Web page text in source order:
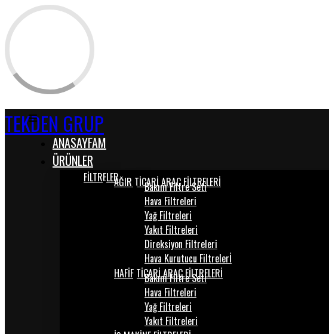
TEKDEN GRUP
ANASAYFAM
ÜRÜNLER
FİLTRELERAĞIR TİCARİ ARAÇ FİLTRELERİ
Bakım Filtre Seti
Hava Filtreleri
Yağ Filtreleri
Yakıt Filtreleri
Direksiyon Filtreleri
Hava Kurutucu Filtrelerİ
HAFİF TİCARİ ARAÇ FİLTRELERİ
Bakım Filtre Seti
Hava Filtreleri
Yağ Filtreleri
Yakıt Filtreleri